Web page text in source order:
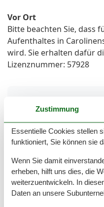
Vor Ort
Bitte beachten Sie, dass
Aufenthaltes in
wird. Sie erhalten dafür
Lizenznummer: 57928
Entfernungen
Zum Bäcker
Zum Geldautomaten/Bank
Zum Strand
Zum Supermarkt
Zum Zentrum
Zur Bushaltestelle
Zur Tourist-Information
Zustimmung
Essentielle Cookies stellen
funktioniert, Sie können sie
Wenn Sie damit
erheben, hilft uns dies, die
weiterzuentwickeln. In
Daten an unsere